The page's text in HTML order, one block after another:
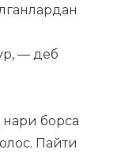
— деб
борса
Пайти